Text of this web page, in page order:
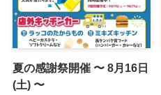
夏の感謝祭開催 〜 8月16日
(土) 〜